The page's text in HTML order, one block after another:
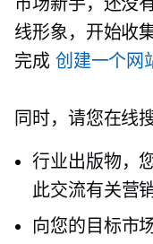
线形象，开始收
完成 创建一个网
同时，请您在线
行业出版物，
此交流有关营
向您的目标市